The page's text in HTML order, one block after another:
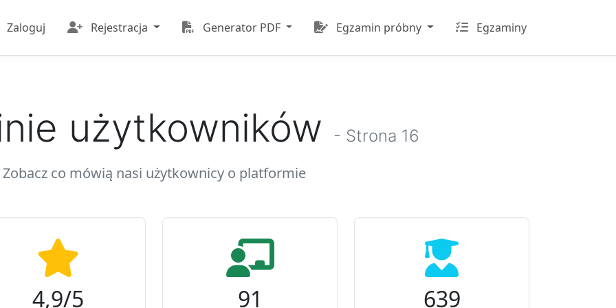
Zaloguj Rejestracja Generator PDF Egzamin próbny Egzaminy
użytkowników - Strona 16
Zobacz co mówią nasi użytkownicy o platformie
4,9/5 91 639